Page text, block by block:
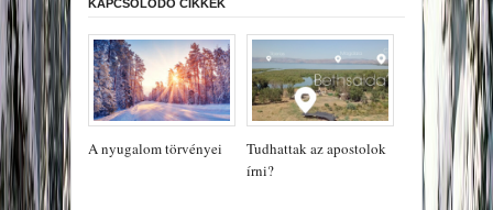
KAPCSOLÓDÓ CIKKEK
A nyugalom törvényei
Tudhattak az apostolok
írni?